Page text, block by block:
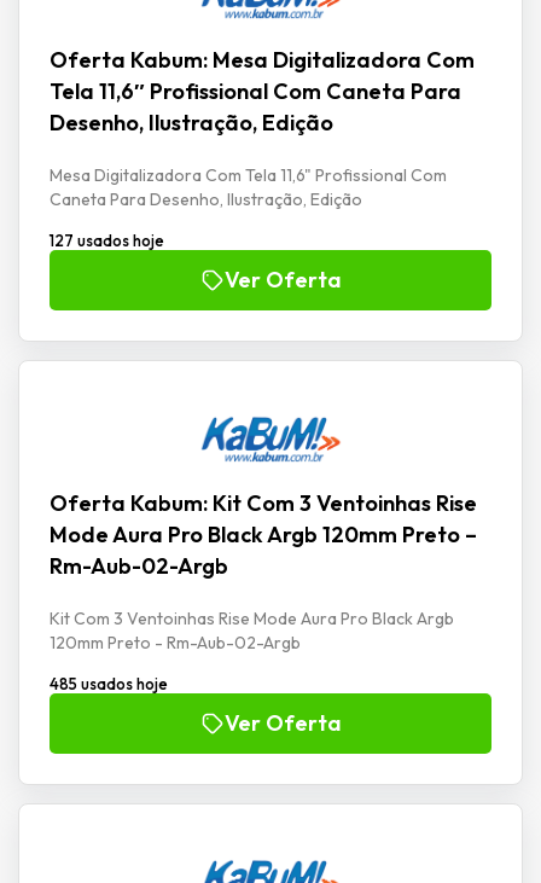
Oferta Kabum: Mesa Digitalizadora Com
Tela 11,6″ Profissional Com Caneta Para
Desenho, Ilustração, Edição
Mesa Digitalizadora Com Tela 11,6" Profissional Com
Caneta Para Desenho, Ilustração, Edição
127 usados hoje
Ver Oferta
Oferta Kabum: Kit Com 3 Ventoinhas Rise
Mode Aura Pro Black Argb 120mm Preto –
Rm-Aub-02-Argb
Kit Com 3 Ventoinhas Rise Mode Aura Pro Black Argb
120mm Preto - Rm-Aub-02-Argb
485 usados hoje
Ver Oferta